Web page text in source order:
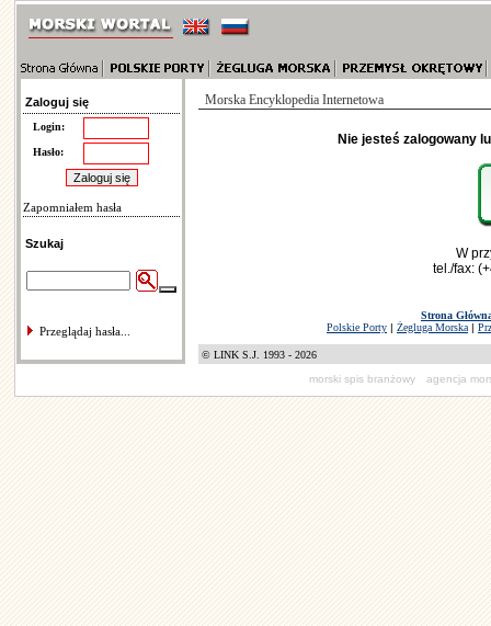
Zaloguj się
Login:
Hasło:
Zapomniałem hasła
Szukaj
Przeglądaj hasła...
Morska Encyklopedia Internetowa
Nie jesteś zalogowany
W
tel./fax:
Strona
Polskie Porty | Żegluga Morska |
© LINK S.J. 1993 - 2026
morski spis branżowy
agencja